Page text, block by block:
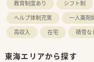
教育制度あり
シフト制
ヘルプ体制充実
一人薬剤
高収入
在宅 積雪な
東海エリアから探す